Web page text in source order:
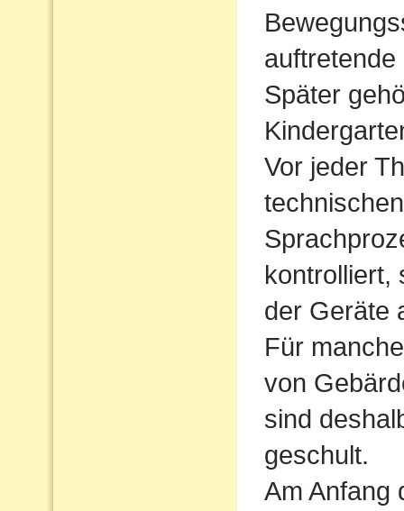
Später
Vor jeder
kontrolliert,
der Geräte
Für
von
sind
geschult.
Am Anfang